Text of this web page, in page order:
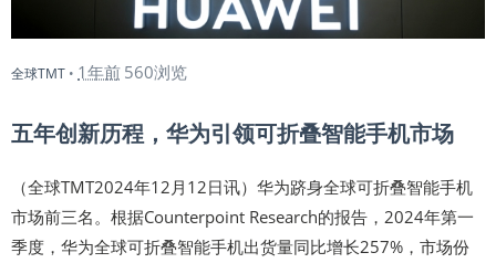
全球TMT • 1年前 560浏览
五年创新历程，华为引领可折叠智能手机市场
（全球TMT2024年12月12日讯）华为跻身全球可折叠智能手机
市场前三名。根据Counterpoint Research的报告，2024年第一
季度，华为全球可折叠智能手机出货量同比增长257%，市场份